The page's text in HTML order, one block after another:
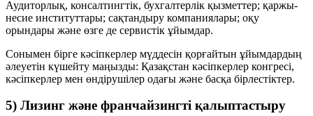
Аудиторлық, консалтингтік, бухгалтерлік қызметтер; қаржы-
несие институттары; сақтандыру компаниялары; оқу
орындары және өзге де сервистік ұйымдар.
Сонымен бірге кәсіпкерлер мүддесін қорғайтын ұйымдардың
әлеуетін күшейту маңызды: Қазақстан кәсіпкерлер конгресі,
кәсіпкерлер мен өндірушілер одағы және басқа бірлестіктер.
5) Лизинг және франчайзингті қалыптастыру